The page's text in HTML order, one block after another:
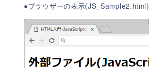
●ブラウザーの表示(JS_Sample2.html)